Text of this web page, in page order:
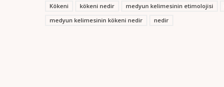
Kökeni
kökeni nedir medyun kelimesinin etimolojisi
medyun kelimesinin kökeni nedir
nedir